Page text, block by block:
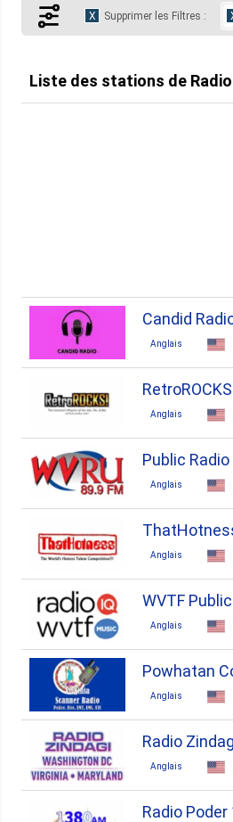
6. Newport News
4. Blacksburg
Supprimer les Filtres :
Liste des stations de
Candid
Anglais
Anglais
Public Radio
Anglais
Anglais
WVTF
Anglais
Powhatan
Anglais
Radio
Anglais
Radio Poder